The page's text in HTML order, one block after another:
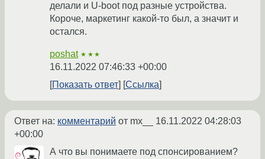
делали и U-boot под разные устройства.
Короче, маркетинг какой-то был, а значит и
остался.
poshat ★★★
16.11.2022 07:46:33 +00:00
Показать ответ
Ссылка
Ответ на: комментарий от mx__ 16.11.2022 04:28:03
+00:00
А что вы понимаете под спонсированием?